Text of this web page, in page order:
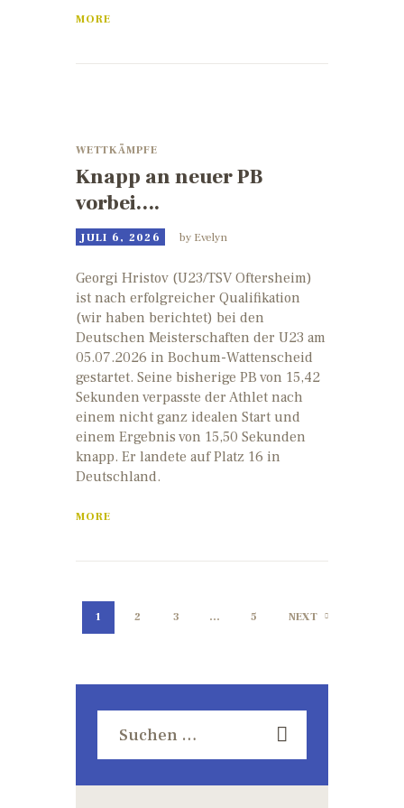
MORE
WETTKÄMPFE
Knapp an neuer PB
vorbei….
JULI 6, 2026 by Evelyn
Georgi Hristov (U23/TSV Oftersheim)
ist nach erfolgreicher Qualifikation
(wir haben berichtet) bei den
Deutschen Meisterschaften der U23 am
05.07.2026 in Bochum-Wattenscheid
gestartet. Seine bisherige PB von 15,42
Sekunden verpasste der Athlet nach
einem nicht ganz idealen Start und
einem Ergebnis von 15,50 Sekunden
knapp. Er landete auf Platz 16 in
Deutschland.
MORE
1 2 3 … 5 NEXT